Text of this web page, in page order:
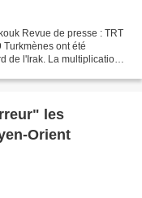
Revue de presse : TRT
ont été
de l'Irak. La multiplication
les
Orient